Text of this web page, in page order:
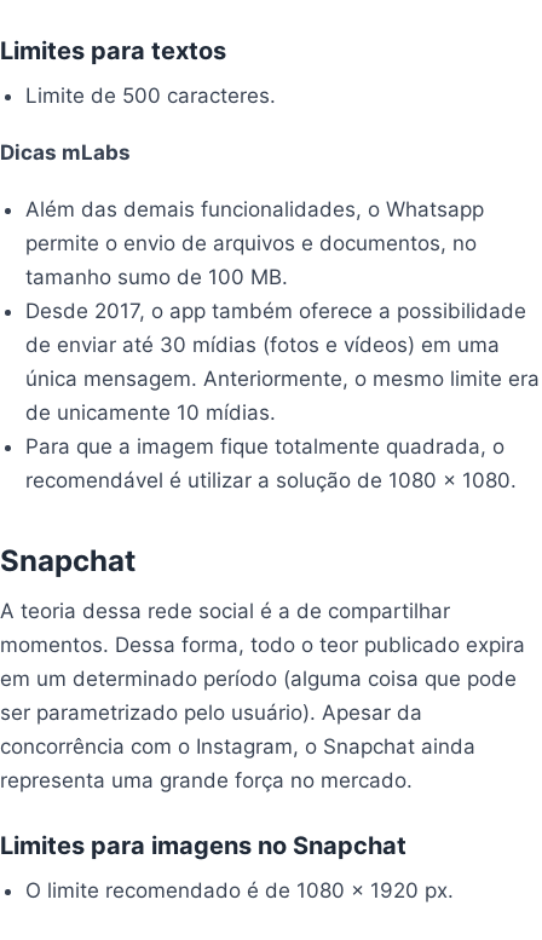
Limites para textos
Limite de 500 caracteres.
Dicas mLabs
Além das demais funcionalidades, o Whatsapp
permite o envio de arquivos e documentos, no
tamanho sumo de 100 MB.
Desde 2017, o app também oferece a possibilidade
de enviar até 30 mídias (fotos e vídeos) em uma
única mensagem. Anteriormente, o mesmo limite era
de unicamente 10 mídias.
Para que a imagem fique totalmente quadrada, o
recomendável é utilizar a solução de 1080 x 1080.
Snapchat
A teoria dessa rede social é a de compartilhar
momentos. Dessa forma, todo o teor publicado expira
em um determinado período (alguma coisa que pode
ser parametrizado pelo usuário). Apesar da
concorrência com o Instagram, o Snapchat ainda
representa uma grande força no mercado.
Limites para imagens no Snapchat
O limite recomendado é de 1080 x 1920 px.